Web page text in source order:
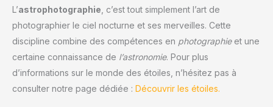
L’astrophotographie , c’est tout simplement l’art de
photographier le ciel nocturne et ses merveilles. Cette
discipline combine des compétences en photographieet une
certaine connaissance de l’astronomie. Pour plus
d’informations sur le monde des étoiles, n’hésitez pas à
consulter notre page dédiée : Découvrir les étoiles.